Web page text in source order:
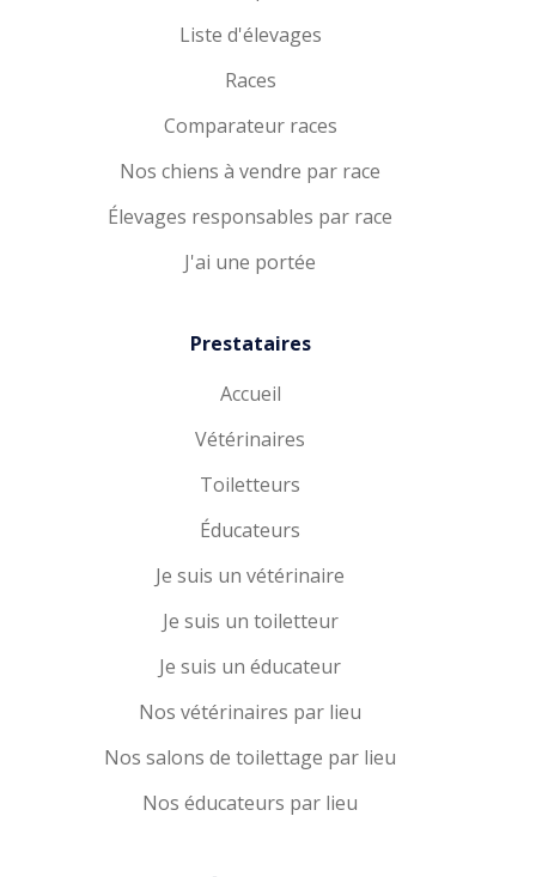
Liste d'élevages
Races
Comparateur races
Nos chiens à vendre par race
Élevages responsables par race
J'ai une portée
Prestataires
Accueil
Vétérinaires
Toiletteurs
Éducateurs
Je suis un vétérinaire
Je suis un toiletteur
Je suis un éducateur
Nos vétérinaires par lieu
Nos salons de toilettage par lieu
Nos éducateurs par lieu